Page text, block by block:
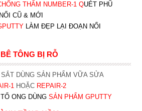
THẤM NUMBER-1QUÉT PHŨ
CŨ & MỚI
LÀM ĐẸP LẠI ĐOẠN NỐI
TÔNG BỊ RỖ
DÙNG SẢN PHẨM VỮA SỬA
1HOẶC REPAIR-2
ONG DÙNG SẢN PHẨM GPUTTY